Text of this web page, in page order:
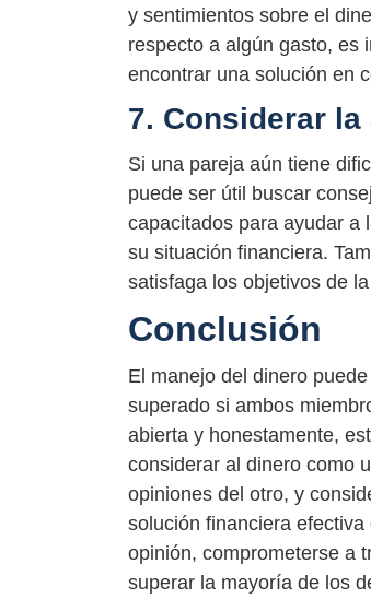
y sentimientos sobre el
respecto a algún gasto, es
encontrar una solución en
7. Considerar
Si una pareja aún tiene
puede ser útil buscar
capacitados para ayudar a
su situación financiera.
satisfaga los objetivos de
Conclusión
El manejo del dinero
superado si ambos
abierta y honestamente,
considerar al dinero como
opiniones del otro, y
solución financiera
opinión, comprometerse a
superar la mayoría de los